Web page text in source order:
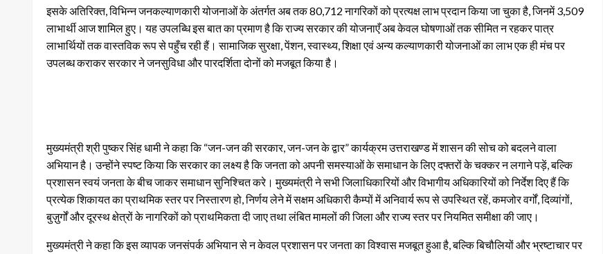
इसके अतिरिक्त, विभिन्न जनकल्याणकारी योजनाओं के अंतर्गत अब तक 80,712 नागरिकों को प्रत्यक्ष लाभ प्रदान किया जा चुका है, जिनमें 3,509
लाभार्थी आज शामिल हुए। यह उपलब्धि इस बात का प्रमाण है कि राज्य सरकार की योजनाएँ अब केवल घोषणाओं तक सीमित न रहकर पात्र
लाभार्थियों तक वास्तविक रूप से पहुँच रही हैं। सामाजिक सुरक्षा, पेंशन, स्वास्थ्य, शिक्षा एवं अन्य कल्याणकारी योजनाओं का लाभ एक ही मंच पर
उपलब्ध कराकर सरकार ने जनसुविधा और पारदर्शिता दोनों को मजबूत किया है।
मुख्यमंत्री श्री पुष्कर सिंह धामी ने कहा कि “जन-जन की सरकार, जन-जन के द्वार” कार्यक्रम उत्तराखण्ड में शासन की सोच को बदलने वाला
अभियान है। उन्होंने स्पष्ट किया कि सरकार का लक्ष्य है कि जनता को अपनी समस्याओं के समाधान के लिए दफ्तरों के चक्कर न लगाने पड़ें, बल्कि
प्रशासन स्वयं जनता के बीच जाकर समाधान सुनिश्चित करे। मुख्यमंत्री ने सभी जिलाधिकारियों और विभागीय अधिकारियों को निर्देश दिए हैं कि
प्रत्येक शिकायत का प्राथमिक स्तर पर निस्तारण हो, निर्णय लेने में सक्षम अधिकारी कैम्पों में अनिवार्य रूप से उपस्थित रहें, कमजोर वर्गों, दिव्यांगों,
बुज़ुर्गों और दूरस्थ क्षेत्रों के नागरिकों को प्राथमिकता दी जाए तथा लंबित मामलों की जिला और राज्य स्तर पर नियमित समीक्षा की जाए।
मुख्यमंत्री ने कहा कि इस व्यापक जनसंपर्क अभियान से न केवल प्रशासन पर जनता का विश्वास मजबूत हुआ है, बल्कि बिचौलियों और भ्रष्टाचार पर